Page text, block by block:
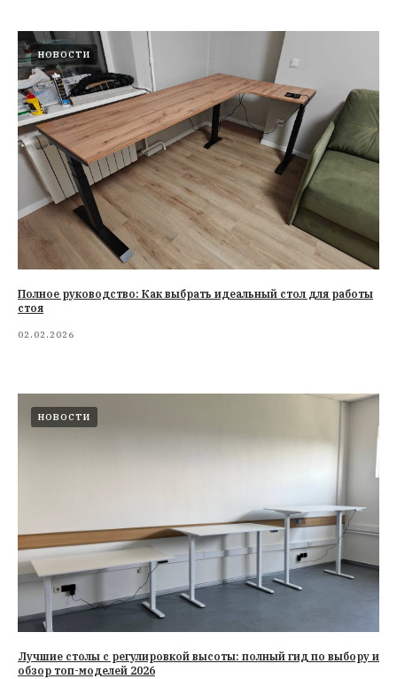
НОВОСТИ
Полное руководство: Как выбрать идеальный стол для работы
стоя
02.02.2026
НОВОСТИ
Лучшие столы с регулировкой высоты: полный гид по выбору и
обзор топ-моделей 2026